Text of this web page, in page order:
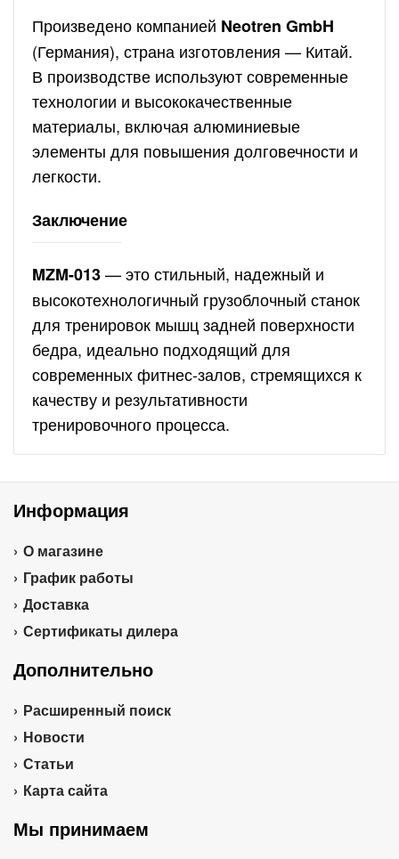
Произведено компанией Neotren GmbH
(Германия), страна изготовления — Китай.
В производстве используют современные
технологии и высококачественные
материалы, включая алюминиевые
элементы для повышения долговечности и
легкости.
Заключение
MZM-013— это стильный, надежный и
высокотехнологичный грузоблочный станок
для тренировок мышц задней поверхности
бедра, идеально подходящий для
современных фитнес-залов, стремящихся к
качеству и результативности
тренировочного процесса.
Информация
О магазине
График работы
Доставка
Сертификаты дилера
Дополнительно
Расширенный поиск
Новости
Статьи
Карта сайта
Мы принимаем